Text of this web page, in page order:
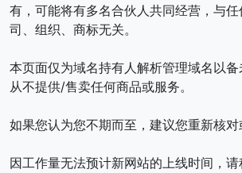
有，可能将有多名合伙人共同经营，与
司、组织、商标无关。
本页面仅为域名持有人解析管理域名以
从不提供/售卖任何商品或服务。
如果您认为您不期而至，建议您重新核对
因工作量无法预计新网站的上线时间，请